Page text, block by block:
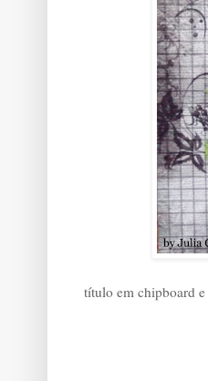
título em chipboard